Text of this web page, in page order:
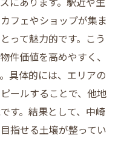
にあります。駅近や生
フェやショップが集ま
って魅力的です。こう
件価値を高めやすく、
具体的には、エリアの
ールすることで、他地
す。結果として、中崎
指せる土壌が整ってい